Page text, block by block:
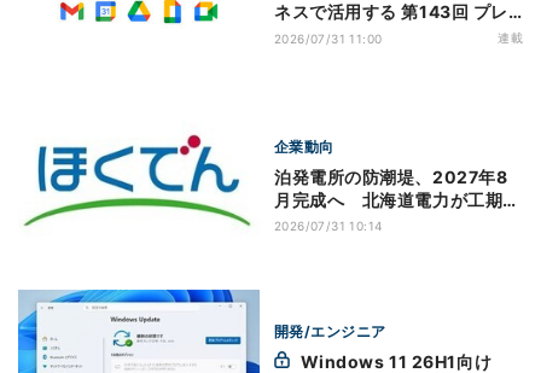
ネスで活用する 第143回 プレ
ゼン資料を読み込むだけでナレ
2026/07/31 11:00 連載
企業動向
泊発電所の防潮堤、2027年8
月完成へ 北海道電力が工期を
公表
2026/07/31 10:14
開発/エンジニア